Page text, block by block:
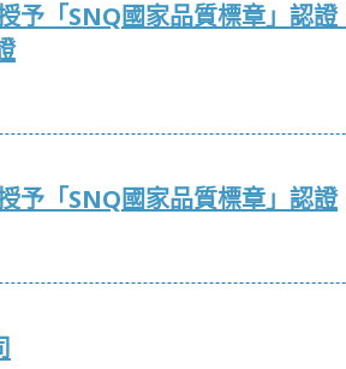
予「SNQ國家品質標章」認
予「SNQ國家品質標章」認證